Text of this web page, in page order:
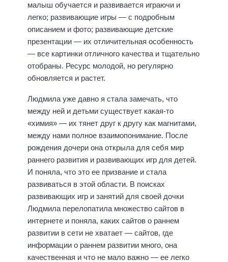
малыш обучается и развивается играючи и
легко; развивающие игры — с подробным
описанием и фото; развивающие детские
презентации — их отличительная особенность
— все картинки отличного качества и тщательно
отобраны. Ресурс молодой, но регулярно
обновляется и растет.
Людмила уже давно я стала замечать, что
между ней и детьми существует какая-то
«химия» — их тянет друг к другу как магнитами,
между нами полное взаимопонимание. После
рождения дочери она открыла для себя мир
раннего развития и развивающих игр для детей.
И поняла, что это ее призвание и стала
развиваться в этой области. В поисках
развивающих игр и занятий для своей дочки
Людмила перелопатила множество сайтов в
интернете и поняла, каких сайтов о раннем
развитии в сети не хватает — сайтов, где
информации о раннем развитии много, она
качественная и что не мало важно — ее легко